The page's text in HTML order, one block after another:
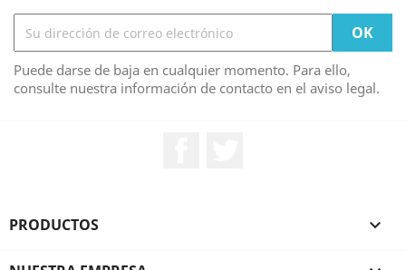
Puede darse de baja en cualquier momento. Para ello,
consulte nuestra información de contacto en el aviso legal.
PRODUCTOS 